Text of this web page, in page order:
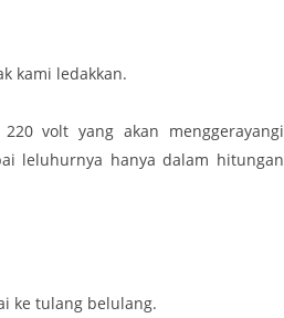
kami ledakkan.
volt yang akan menggerayangi
leluhurnya hanya dalam hitungan
ke tulang belulang.